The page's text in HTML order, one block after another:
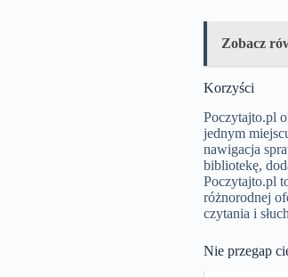
Zobacz
Korzyści
Poczytajto.pl
jednym
nawigacja
bibliotekę,
Poczytajto.pl
różnorodnej
czytania i
Nie przegap